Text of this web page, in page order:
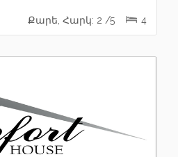
Քարե, Հարկ: 2 /5 4